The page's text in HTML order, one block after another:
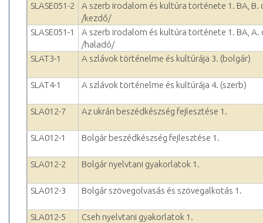
SLASE051-2
A szerb irodalom és kultúra története 1. BA, B.
/kezdő/
SLASE051-1
A szerb irodalom és kultúra története 1. BA, A.
/haladó/
SLAT3-1
A szlávok történelme és kultúrája 3. (bolgár)
SLAT4-1 A szlávok történelme és kultúrája 4. (szerb)
SLA012-7 Az ukrán beszédkészség fejlesztése 1.
SLA012-1 Bolgár beszédkészség fejlesztése 1.
SLA012-2 Bolgár nyelvtani gyakorlatok 1.
SLA012-3 Bolgár szövegolvasás és szövegalkotás 1.
SLA012-5 Cseh nyelvtani gyakorlatok 1.